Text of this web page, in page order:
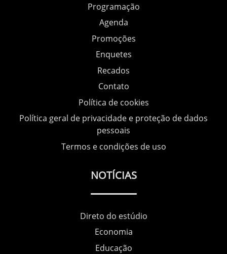
Programação
Agenda
Promoções
Enquetes
Recados
Contato
Política de cookies
Política geral de privacidade e proteção de dados
pessoais
Termos e condições de uso
NOTÍCIAS
Direto do estúdio
Economia
Educação